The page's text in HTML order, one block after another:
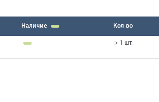
Наличие Кол-во
> 1 шт.